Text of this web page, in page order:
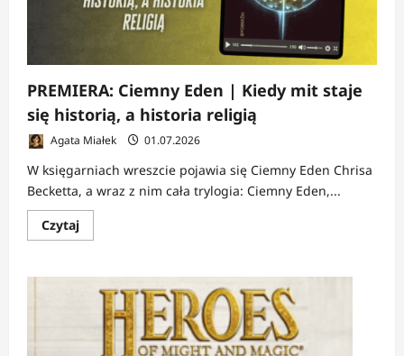
PREMIERA: Ciemny Eden | Kiedy mit staje
się historią, a historia religią
Agata Miałek 01.07.2026
W księgarniach wreszcie pojawia się Ciemny Eden Chrisa
Becketta, a wraz z nim cała trylogia: Ciemny Eden,...
CzytajDowiedz
się
PREMIERA:
Ciemny
Eden
Kiedy
staje